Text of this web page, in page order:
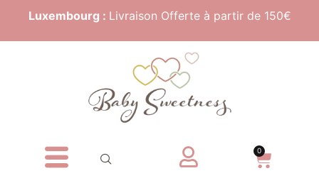
Luxembourg : Livraison Offerte à partir de 150€
0